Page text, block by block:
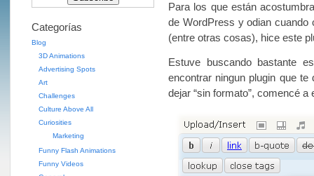
Para los que están
de WordPress y odian cuando
(entre otras cosas), hice este
Estuve buscando bastante
encontrar ningun plugin que
dejar “sin formato”, comencé
Categorías
Blog
3D Animations
Advertising Spots
Art
Challenges
Culture Above All
Curiosities
Marketing
Funny Flash Animations
Funny Videos